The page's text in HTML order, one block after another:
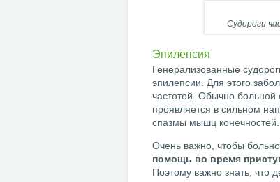
Судороги
Эпилепсия
Генерализованные
эпилепсии. Для этого
частотой. Обычно больной
проявляется в сильном
спазмы мышц конечностей.
Очень важно, чтобы
помощь во время
Поэтому важно знать, что